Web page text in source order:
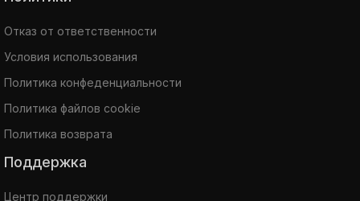
Отказ от ответственности
Условия использования
Политика конфеденциальности
Политика файлов cookie
Политика возврата
Поддержка
Центр поддержки